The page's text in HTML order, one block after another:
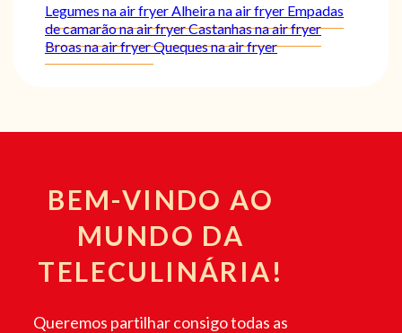
Legumes na air fryer Alheira na air fryer Empadas
de camarão na air fryerCastanhas na air fryer
Broas na air fryerQueques na air fryer
BEM-VINDO AO
MUNDO DA
TELECULINÁRIA!
Queremos partilhar consigo todas as